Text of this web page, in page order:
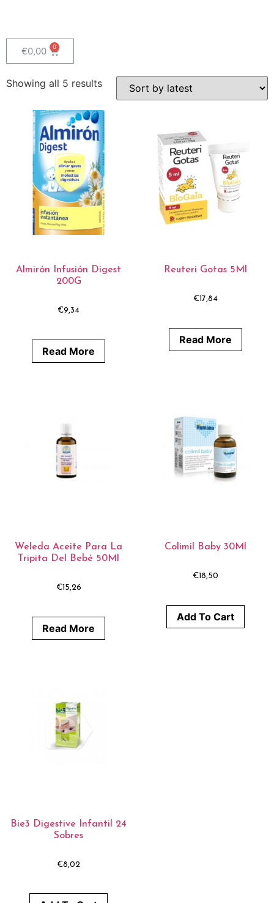
€0,00
Showing all 5 results
Almirón Infusión Digest
200G
€9,34
Read More
Reuteri Gotas 5Ml
€17,84
Read More
Weleda Aceite Para La
Tripita Del Bebé 50Ml
€15,26
Read More
Colimil Baby 30Ml
€18,50
Add To Cart
Bie3 Digestive Infantil 24
Sobres
€8,02